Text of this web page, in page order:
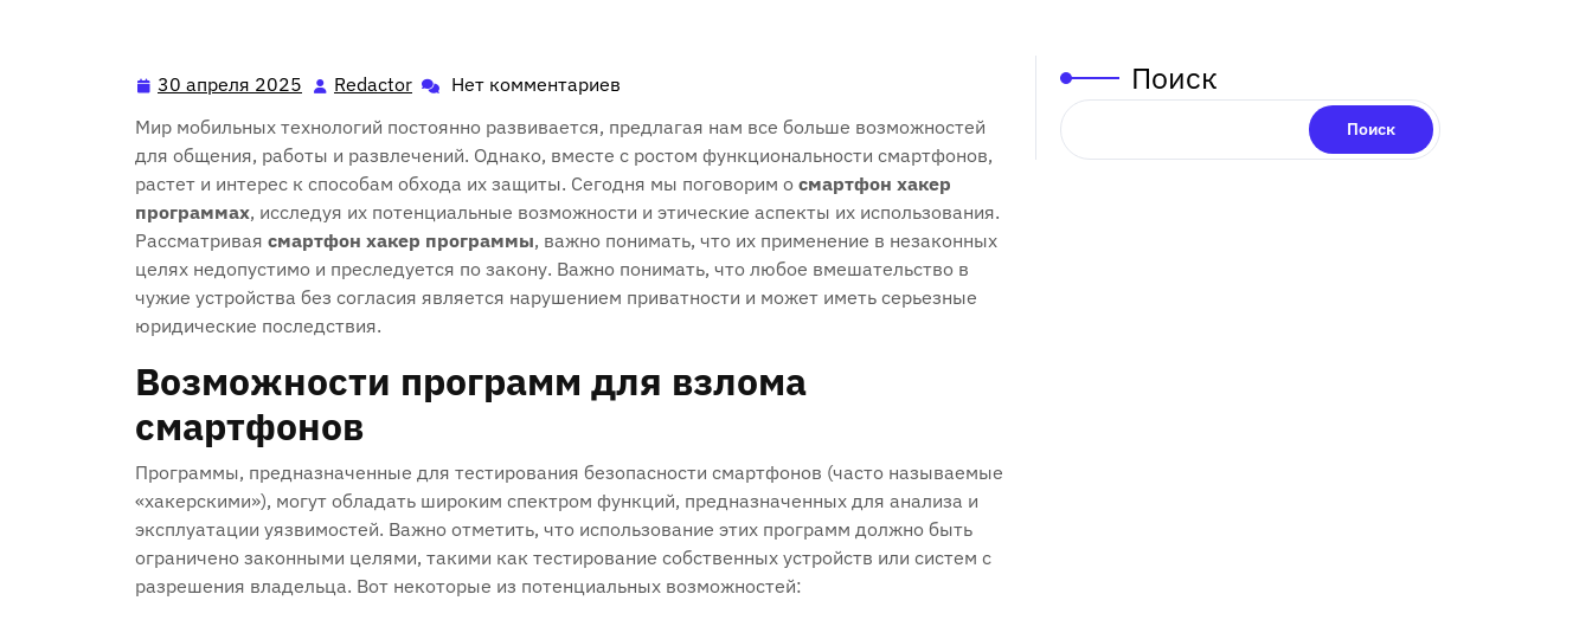
30 апреля 2025 30 Redactor Redactor
Нет комментариев
Мир мобильных технологий постоянно развивается‚ предлагая нам все больше возможностей
для общения‚ работы и развлечений. Однако‚ вместе с ростом функциональности смартфонов‚
растет и интерес к способам обхода их защиты. Сегодня мы поговорим о смартфон хакер
программах‚ исследуя их потенциальные возможности и этические аспекты их использования.
Рассматривая смартфон хакер программы‚ важно понимать‚ что их применение в незаконных
целях недопустимо и преследуется по закону. Важно понимать‚ что любое вмешательство в
чужие устройства без согласия является нарушением приватности и может иметь серьезные
юридические последствия.
Возможности программ для взлома
смартфонов
Программы‚ предназначенные для тестирования безопасности смартфонов (часто называемые
«хакерскими»)‚ могут обладать широким спектром функций‚ предназначенных для анализа и
эксплуатации уязвимостей. Важно отметить‚ что использование этих программ должно быть
ограничено законными целями‚ такими как тестирование собственных устройств или систем с
разрешения владельца. Вот некоторые из потенциальных возможностей:
Поиск
Поиск